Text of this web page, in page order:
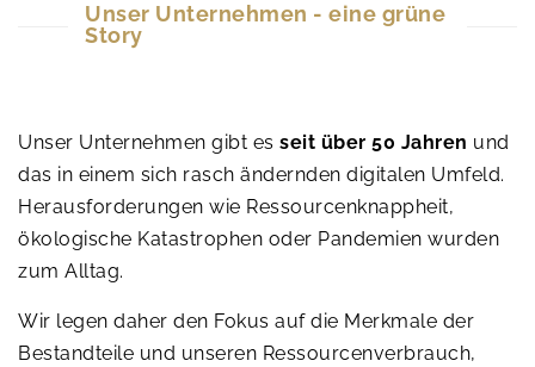
Unser Unternehmen - eine grüne
Story
Unser Unternehmen gibt es seit über 50 Jahren und
das in einem sich rasch ändernden digitalen Umfeld.
Herausforderungen wie Ressourcenknappheit,
ökologische Katastrophen oder Pandemien wurden
zum Alltag.
Wir legen daher den Fokus auf die Merkmale der
Bestandteile und unseren Ressourcenverbrauch,